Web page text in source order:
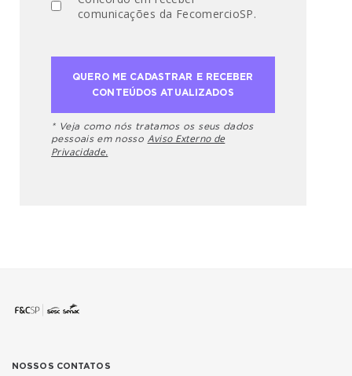
comunicações da FecomercioSP.
* Veja como nós tratamos os seus dados
pessoais em nosso Aviso Externo de
Privacidade.
NOSSOS CONTATOS